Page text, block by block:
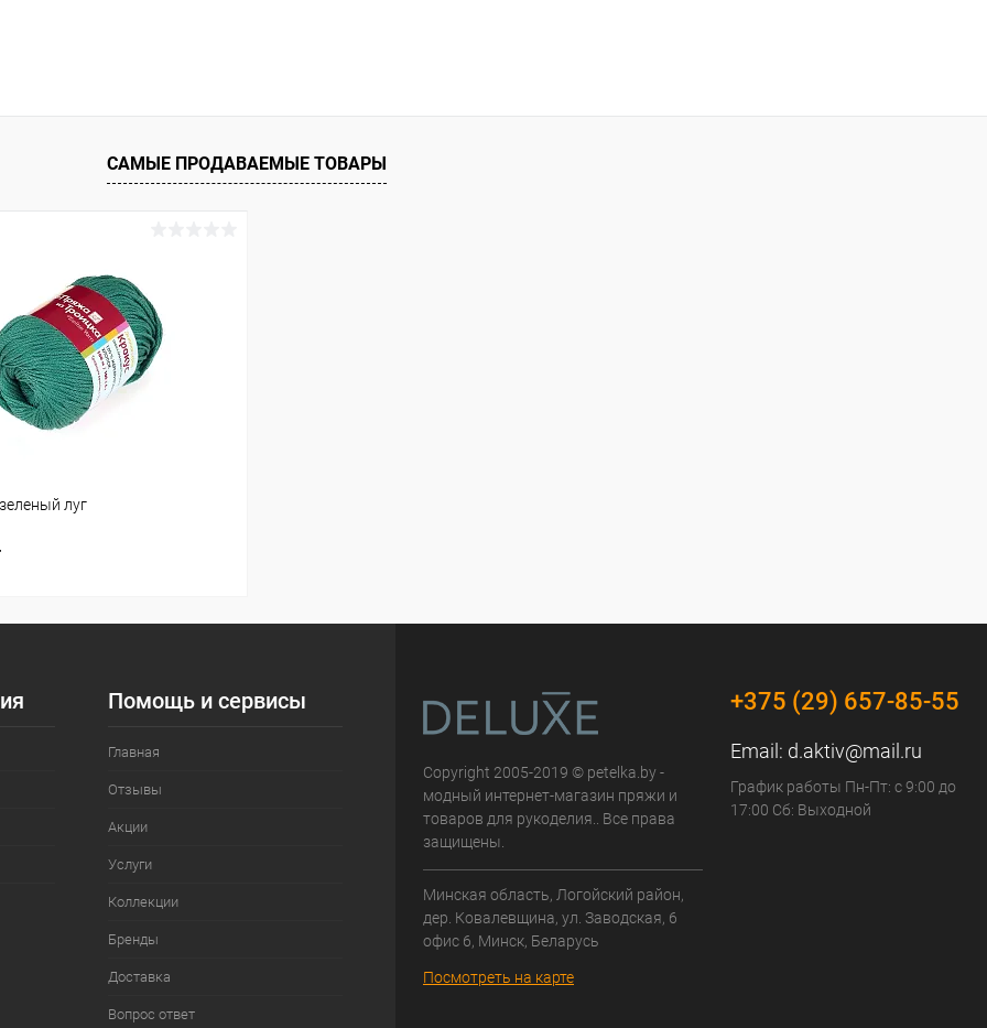
САМЫЕ ПРОДАВАЕМЫЕ ТОВАРЫ
луг
Помощь и сервисы
Главная
Отзывы
Акции
Услуги
Коллекции
Бренды
Доставка
Вопрос ответ
Copyright 2005-2019 © petelka.by -
модный интернет-магазин пряжи и
товаров для рукоделия.. Все права
защищены.
Минская область, Логойский район,
дер. Ковалевщина, ул. Заводская, 6
офис 6, Минск, Беларусь
Посмотреть на карте
+375 (29) 657-85-55
Email: d.aktiv@mail.ru
График работы Пн-Пт: с 9:00 до
17:00 Сб: Выходной